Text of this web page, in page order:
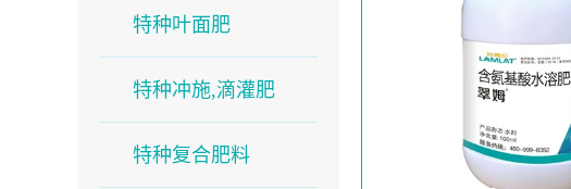
特种叶面肥
特种冲施,滴灌肥
特种复合肥料